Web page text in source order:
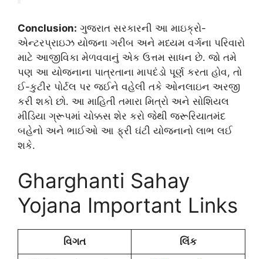
Conclusion: ગુજરાત સરકારની આ માઇક્રો-
એન્ટરપ્રાઇઝ યોજના ગરીબ અને મધ્યમ વર્ગના પરિવારો
માટે આજીવિકા મેળવવાનું એક ઉત્તમ સાધન છે. જો તમે
પણ આ યોજનાના પાત્રતાના માપદંડો પૂર્ણ કરતા હોવ, તો
ઈ-કુટીર પોર્ટલ પર જઈને વહેલી તકે ઓનલાઇન અરજી
કરી શકો છો. આ માહિતી તમારા મિત્રો અને સોશિયલ
મીડિયા ગ્રૂપમાં ચોક્કસ શેર કરો જેથી જરૂરિયાતમંદ
બહેનો અને ભાઈઓ આ ફ્રી ઘંટી યોજનાનો લાભ લઈ
શકે.
Gharghanti Sahay
Yojana ​Important Links
વિગત લિંક